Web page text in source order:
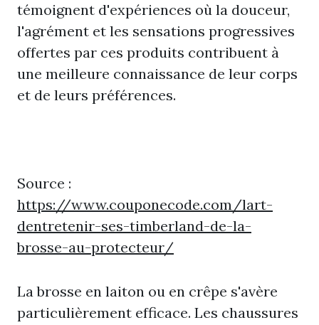
témoignent d'expériences où la douceur,
l'agrément et les sensations progressives
offertes par ces produits contribuent à
une meilleure connaissance de leur corps
et de leurs préférences.
Source :
https://www.couponecode.com/lart-
dentretenir-ses-timberland-de-la-
brosse-au-protecteur/
La brosse en laiton ou en crêpe s'avère
particulièrement efficace. Les chaussures